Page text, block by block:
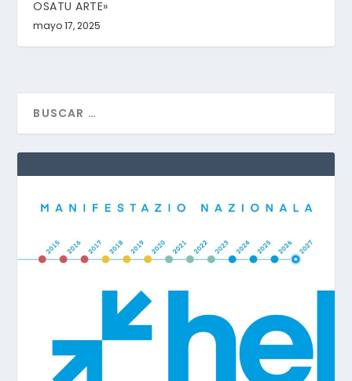
OSATU ARTE»
mayo 17, 2025